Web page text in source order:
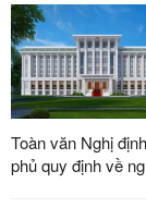
Toàn văn Nghị
phủ quy định về